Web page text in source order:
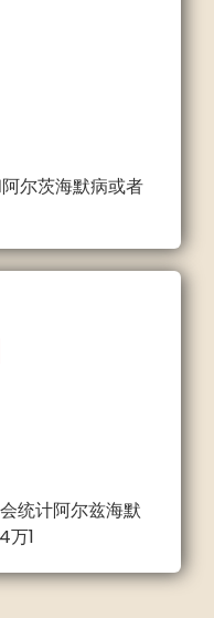
尔茨海默病或者
统计阿尔兹海默
万1